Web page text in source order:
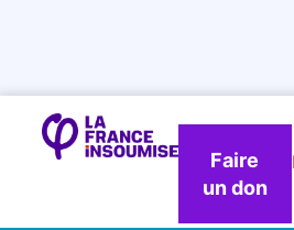
Faire
un don